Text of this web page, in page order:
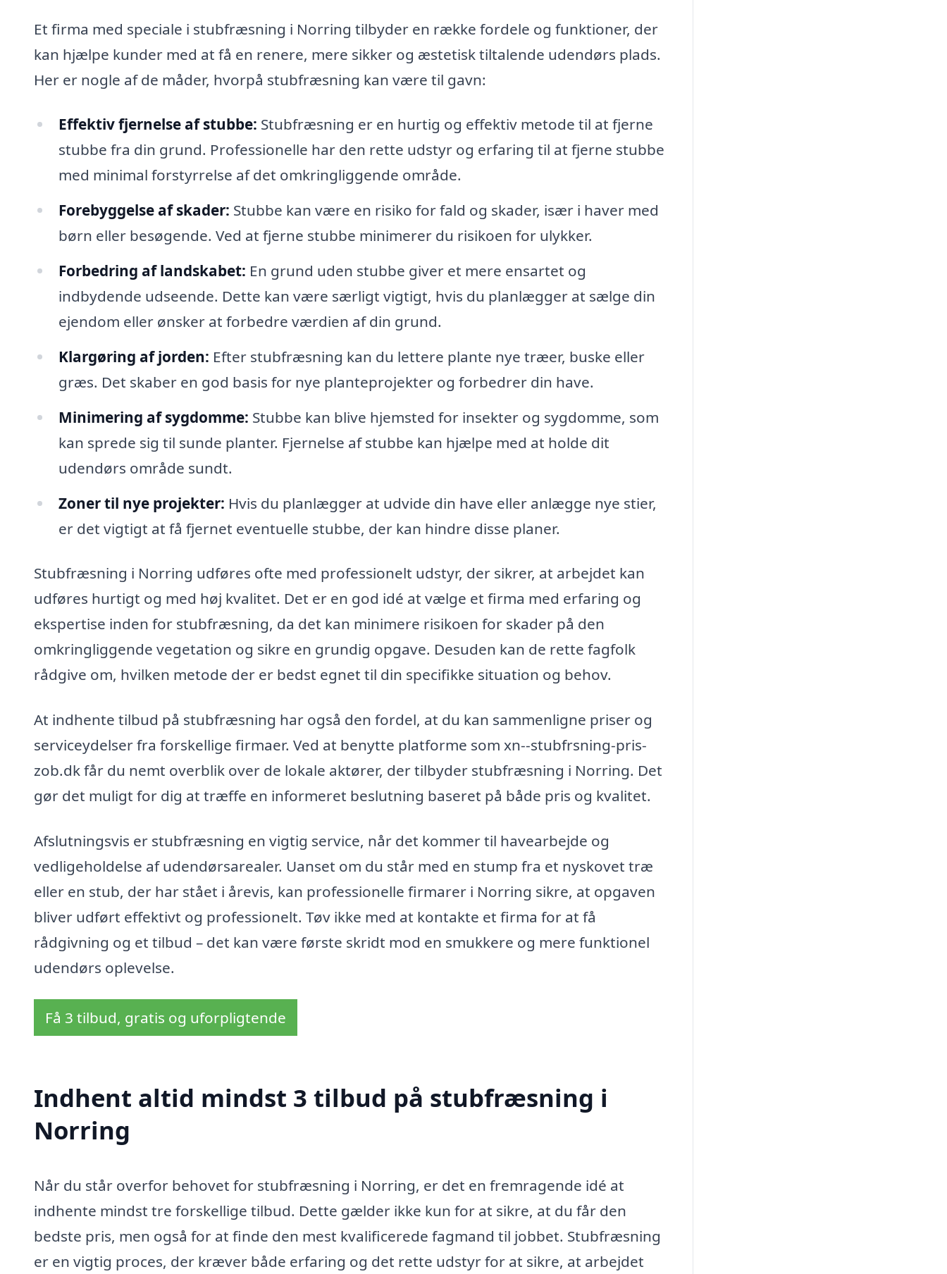
Et firma med speciale i stubfræsning i Norring tilbyder en række fordele og funktioner, der
kan hjælpe kunder med at få en renere, mere sikker og æstetisk tiltalende udendørs plads.
Her er nogle af de måder, hvorpå stubfræsning kan være til gavn:
Effektiv fjernelse af stubbe: Stubfræsning er en hurtig og effektiv metode til at fjerne
stubbe fra din grund. Professionelle har den rette udstyr og erfaring til at fjerne stubbe
med minimal forstyrrelse af det omkringliggende område.
Forebyggelse af skader: Stubbe kan være en risiko for fald og skader, især i haver med
børn eller besøgende. Ved at fjerne stubbe minimerer du risikoen for ulykker.
Forbedring af landskabet: En grund uden stubbe giver et mere ensartet og
indbydende udseende. Dette kan være særligt vigtigt, hvis du planlægger at sælge din
ejendom eller ønsker at forbedre værdien af din grund.
Klargøring af jorden: Efter stubfræsning kan du lettere plante nye træer, buske eller
græs. Det skaber en god basis for nye planteprojekter og forbedrer din have.
Minimering af sygdomme: Stubbe kan blive hjemsted for insekter og sygdomme, som
kan sprede sig til sunde planter. Fjernelse af stubbe kan hjælpe med at holde dit
udendørs område sundt.
Zoner til nye projekter: Hvis du planlægger at udvide din have eller anlægge nye stier,
er det vigtigt at få fjernet eventuelle stubbe, der kan hindre disse planer.
Stubfræsning i Norring udføres ofte med professionelt udstyr, der sikrer, at arbejdet kan
udføres hurtigt og med høj kvalitet. Det er en god idé at vælge et firma med erfaring og
ekspertise inden for stubfræsning, da det kan minimere risikoen for skader på den
omkringliggende vegetation og sikre en grundig opgave. Desuden kan de rette fagfolk
rådgive om, hvilken metode der er bedst egnet til din specifikke situation og behov.
At indhente tilbud på stubfræsning har også den fordel, at du kan sammenligne priser og
serviceydelser fra forskellige firmaer. Ved at benytte platforme som xn--stubfrsning-pris-
zob.dk får du nemt overblik over de lokale aktører, der tilbyder stubfræsning i Norring. Det
gør det muligt for dig at træffe en informeret beslutning baseret på både pris og kvalitet.
Afslutningsvis er stubfræsning en vigtig service, når det kommer til havearbejde og
vedligeholdelse af udendørsarealer. Uanset om du står med en stump fra et nyskovet træ
eller en stub, der har stået i årevis, kan professionelle firmarer i Norring sikre, at opgaven
bliver udført effektivt og professionelt. Tøv ikke med at kontakte et firma for at få
rådgivning og et tilbud – det kan være første skridt mod en smukkere og mere funktionel
udendørs oplevelse.
Få 3 tilbud, gratis og uforpligtende
Indhent altid mindst 3 tilbud på stubfræsning i
Norring
Når du står overfor behovet for stubfræsning i Norring, er det en fremragende idé at
indhente mindst tre forskellige tilbud. Dette gælder ikke kun for at sikre, at du får den
bedste pris, men også for at finde den mest kvalificerede fagmand til jobbet. Stubfræsning
er en vigtig proces, der kræver både erfaring og det rette udstyr for at sikre, at arbejdet